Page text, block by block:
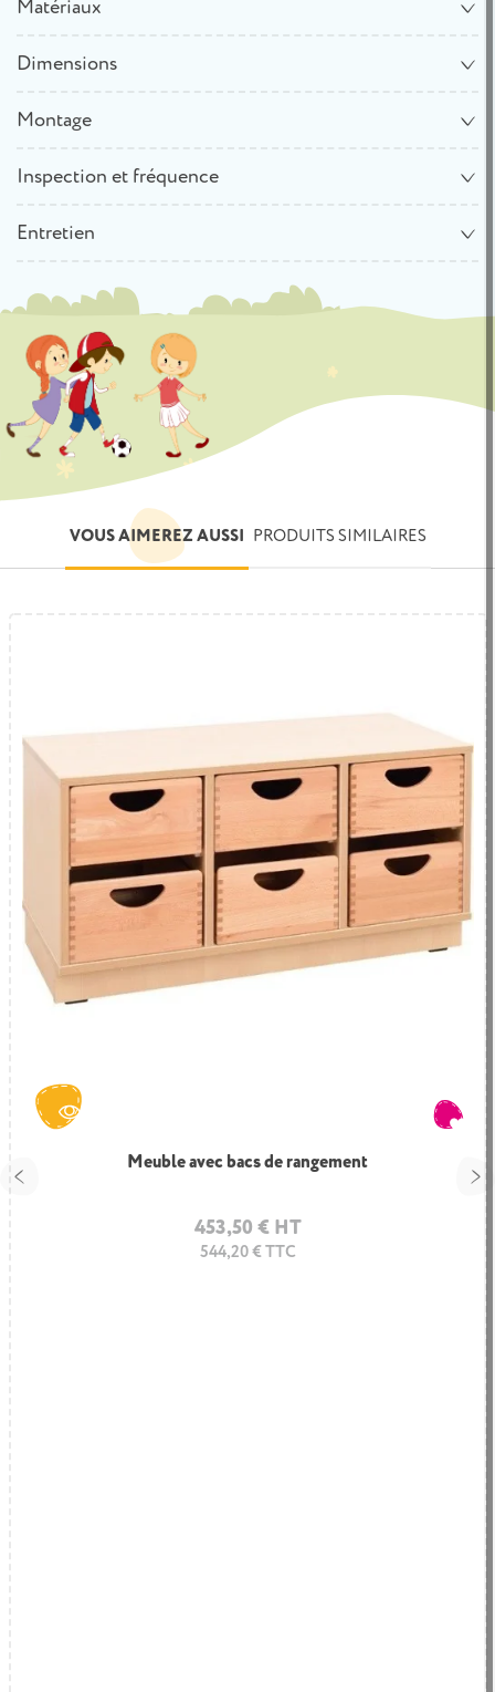
Matériaux
Dimensions
Montage
Inspection et fréquence
Entretien
VOUS AIMEREZ AUSSI PRODUITS SIMILAIRES
Meuble avec bacs de rangement
453,50 € HT
544,20 € TTC